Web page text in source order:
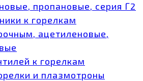
пропановые, серия Г2
к горелкам
ацетиленовые,
к горелкам
и плазмотроны